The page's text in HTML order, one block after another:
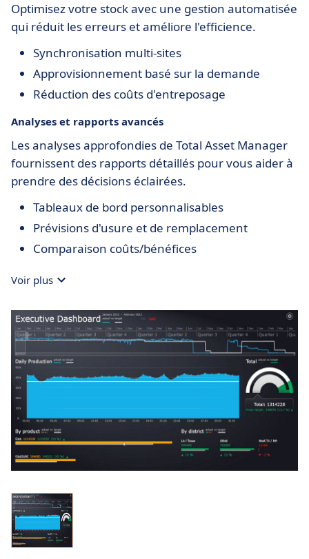
Optimisez votre stock avec une gestion automatisée
qui réduit les erreurs et améliore l'efficience.
Synchronisation multi-sites
Approvisionnement basé sur la demande
Réduction des coûts d'entreposage
Analyses et rapports avancés
Les analyses approfondies de Total Asset Manager
fournissent des rapports détaillés pour vous aider à
prendre des décisions éclairées.
Tableaux de bord personnalisables
Prévisions d'usure et de remplacement
Comparaison coûts/bénéfices
Voir plus